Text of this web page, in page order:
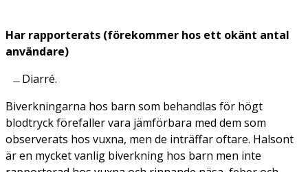
Har rapporterats (förekommer hos ett okänt antal
användare)
Diarré.
Biverkningarna hos barn som behandlas för högt
blodtryck förefaller vara jämförbara med dem som
observerats hos vuxna, men de inträffar oftare. Halsont
är en mycket vanlig biverkning hos barn men inte